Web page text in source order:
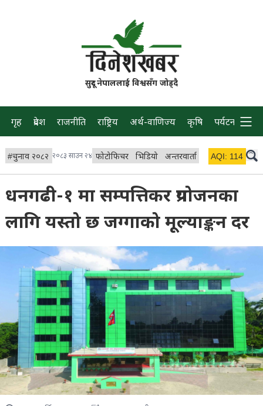
सुदूर नेपाललाई विश्वसँग जोड्दै
गृह प्रदेश राजनीति राष्ट्रिय अर्थ-वाणिज्य कृषि पर्यटन प्रवास
#चुनाव २०८२ २०८३ साउन २४ फोटोफिचर भिडियो अन्तरवार्ता विचार/ब्लग
AQI: 114
धनगढी-१ मा सम्पत्तिकर प्रयोजनका
लागि यस्तो छ जग्गाको मूल्याङ्कन दर